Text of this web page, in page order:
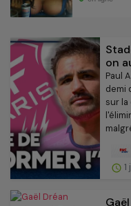
on
Paul
demi
sur
1